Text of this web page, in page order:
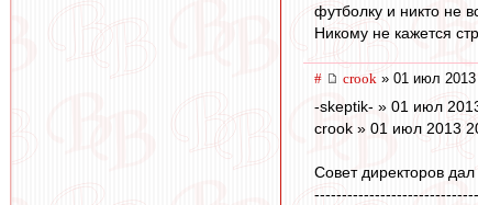
футболку и никто не
Никому не кажется
# crook » 01 июл 2013
-skeptik- » 01 июл
crook » 01 июл 2013
Совет директоров